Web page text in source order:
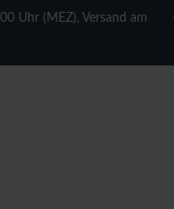
Uhr (MEZ), Versand am